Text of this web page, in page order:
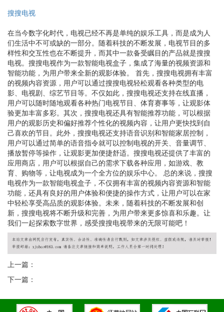
搜搜电视
在当今数字化时代，电视已经不再是单纯的娱乐工具，而是成为人
们生活中不可或缺的一部分。随着科技的不断发展，电视节目的多
样性和交互性也在不断提升，而其中一款备受瞩目的产品就是搜搜
电视。搜搜电视作为一款智能电视盒子，集成了海量的视频资源和
智能功能，为用户带来全新的观影体验。 首先，搜搜电视拥有丰富
的视频内容资源，用户可以通过搜搜电视轻松观看各种类型的电
影、电视剧、综艺节目等。不仅如此，搜搜电视还支持在线直播，
用户可以随时随地观看各种热门电视节目、体育赛事等，让观影体
验更加丰富多彩。其次，搜搜电视还具有智能推荐功能，可以根据
用户的观影历史和偏好推荐个性化的视频内容，让用户更快找到自
己喜欢的节目。此外，搜搜电视还支持语音识别和智能家居控制，
用户可以通过简单的语音指令就可以控制电视的开关、音量调节、
播放暂停等操作，让观影更加便捷舒适。搜搜电视还提供了丰富的
应用商店，用户可以根据自己的需求下载各种应用，如游戏、教
育、购物等，让电视成为一个全方位的娱乐中心。 总的来说，搜搜
电视作为一款智能电视盒子，不仅拥有丰富的视频内容资源和智能
功能，还具有良好的用户体验和便捷的操作方式，让用户可以在家
中轻松享受高品质的观影体验。未来，随着科技的不断发展和创
新，搜搜电视将不断升级和完善，为用户带来更多惊喜和乐趣。让
我们一起探索数字世界，感受搜搜电视带来的无限可能吧！
上一篇：
下一篇：